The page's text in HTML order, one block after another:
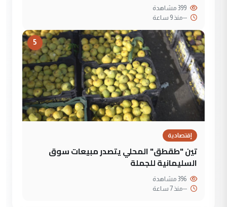
--منذ 9 ساعة
5
إقتصادية
تين "طقطق" المحلي يتصدر مبيعات سوق
السليمانية للجملة
--منذ 7 ساعة